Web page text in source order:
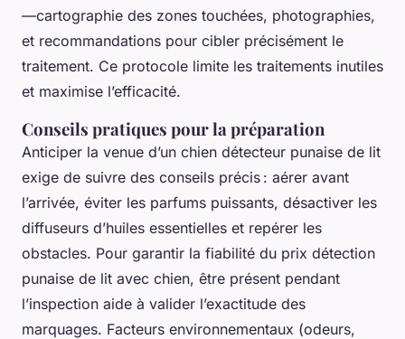
—cartographie des zones touchées, photographies,
et recommandations pour cibler précisément le
traitement. Ce protocole limite les traitements inutiles
et maximise l’efficacité.
Conseils pratiques pour la préparation
Anticiper la venue d’un chien détecteur punaise de lit
exige de suivre des conseils précis : aérer avant
l’arrivée, éviter les parfums puissants, désactiver les
diffuseurs d’huiles essentielles et repérer les
obstacles. Pour garantir la fiabilité du prix détection
punaise de lit avec chien, être présent pendant
l’inspection aide à valider l’exactitude des
marquages. Facteurs environnementaux (odeurs,